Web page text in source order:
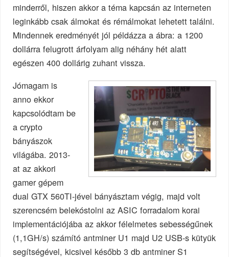
minderről, hiszen akkor a téma kapcsán az interneten
leginkább csak álmokat és rémálmokat lehetett találni.
Mindennek eredményét jól példázza a ábra: a 1200
dollárra felugrott árfolyam alig néhány hét alatt
egészen 400 dollárig zuhant vissza.
Jómagam is
anno ekkor
kapcsolódtam be
a crypto
bányászok
világába. 2013-
at az akkori
gamer gépem
dual GTX 560TI-jével bányásztam végig, majd volt
szerencsém belekóstolni az ASIC forradalom korai
implementációjába az akkor félelmetes sebességűnek
(1,1GH/s) számító antminer U1 majd U2 USB-s kütyük
segítségével, kicsivel később 3 db antminer S1